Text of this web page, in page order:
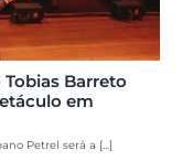
Barreto
em
Petrel será a [...]